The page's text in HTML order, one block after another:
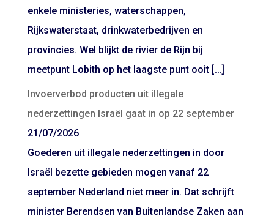
enkele ministeries, waterschappen,
Rijkswaterstaat, drinkwaterbedrijven en
provincies. Wel blijkt de rivier de Rijn bij
meetpunt Lobith op het laagste punt ooit […]
Invoerverbod producten uit illegale
nederzettingen Israël gaat in op 22 september
21/07/2026
Goederen uit illegale nederzettingen in door
Israël bezette gebieden mogen vanaf 22
september Nederland niet meer in. Dat schrijft
minister Berendsen van Buitenlandse Zaken aan